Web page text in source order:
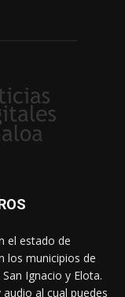
el estado de
los municipios de
Ignacio y Elota.
al cual puedes